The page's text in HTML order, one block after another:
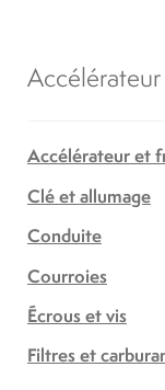
Accélérateur et
Clé et allumage
Conduite
Courroies
Écrous et vis
Filtres et